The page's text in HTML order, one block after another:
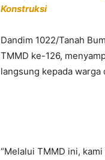
Konstruksi
Dandim 1022/Tanah
TMMD ke-126,
langsung kepada warga
“Melalui TMMD ini,